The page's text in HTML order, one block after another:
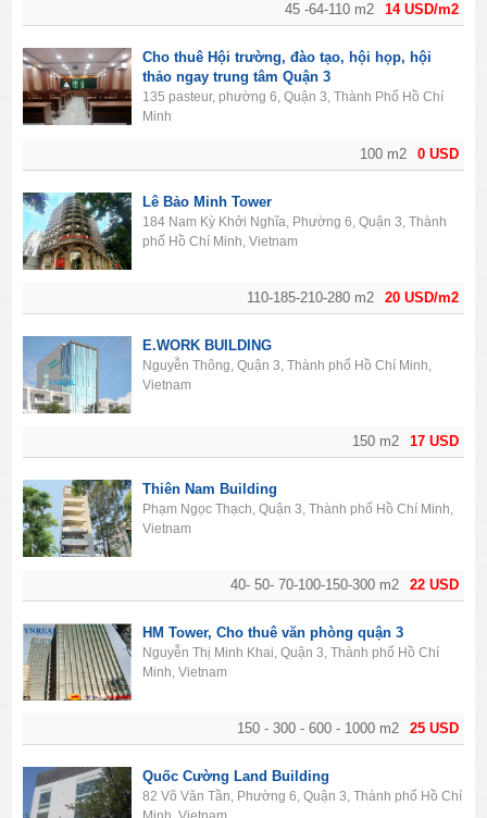
14 USD/m2
45 -64-110 m2
0 USD
100 m2
Cho thuê Hội trường, đào tạo, hội họp, hội
thảo ngay trung tâm Quận 3
135 pasteur, phường 6, Quận 3, Thành Phố Hồ Chí
Minh
20 USD/m2
110-185-210-280 m2
Lê Bảo Minh Tower
184 Nam Kỳ Khởi Nghĩa, Phường 6, Quận 3, Thành
phố Hồ Chí Minh, Vietnam
17 USD
150 m2
E.WORK BUILDING
Nguyễn Thông, Quận 3, Thành phố Hồ Chí Minh,
Vietnam
22 USD
40- 50- 70-100-150-300 m2
Thiên Nam Building
Phạm Ngọc Thạch, Quận 3, Thành phố Hồ Chí Minh,
Vietnam
25 USD
150 - 300 - 600 - 1000 m2
HM Tower, Cho thuê văn phòng quận 3
Nguyễn Thị Minh Khai, Quận 3, Thành phố Hồ Chí
Minh, Vietnam
Quốc Cường Land Building
82 Võ Văn Tần, Phường 6, Quận 3, Thành phố Hồ Chí